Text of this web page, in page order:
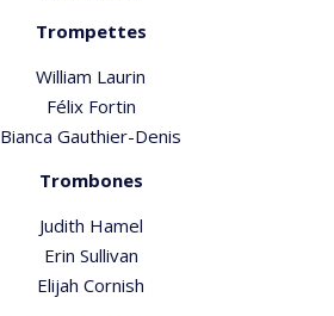
Trompettes
William Laurin
Félix Fortin
Bianca Gauthier-Denis
Trombones
Judith Hamel
Erin Sullivan
Elijah Cornish